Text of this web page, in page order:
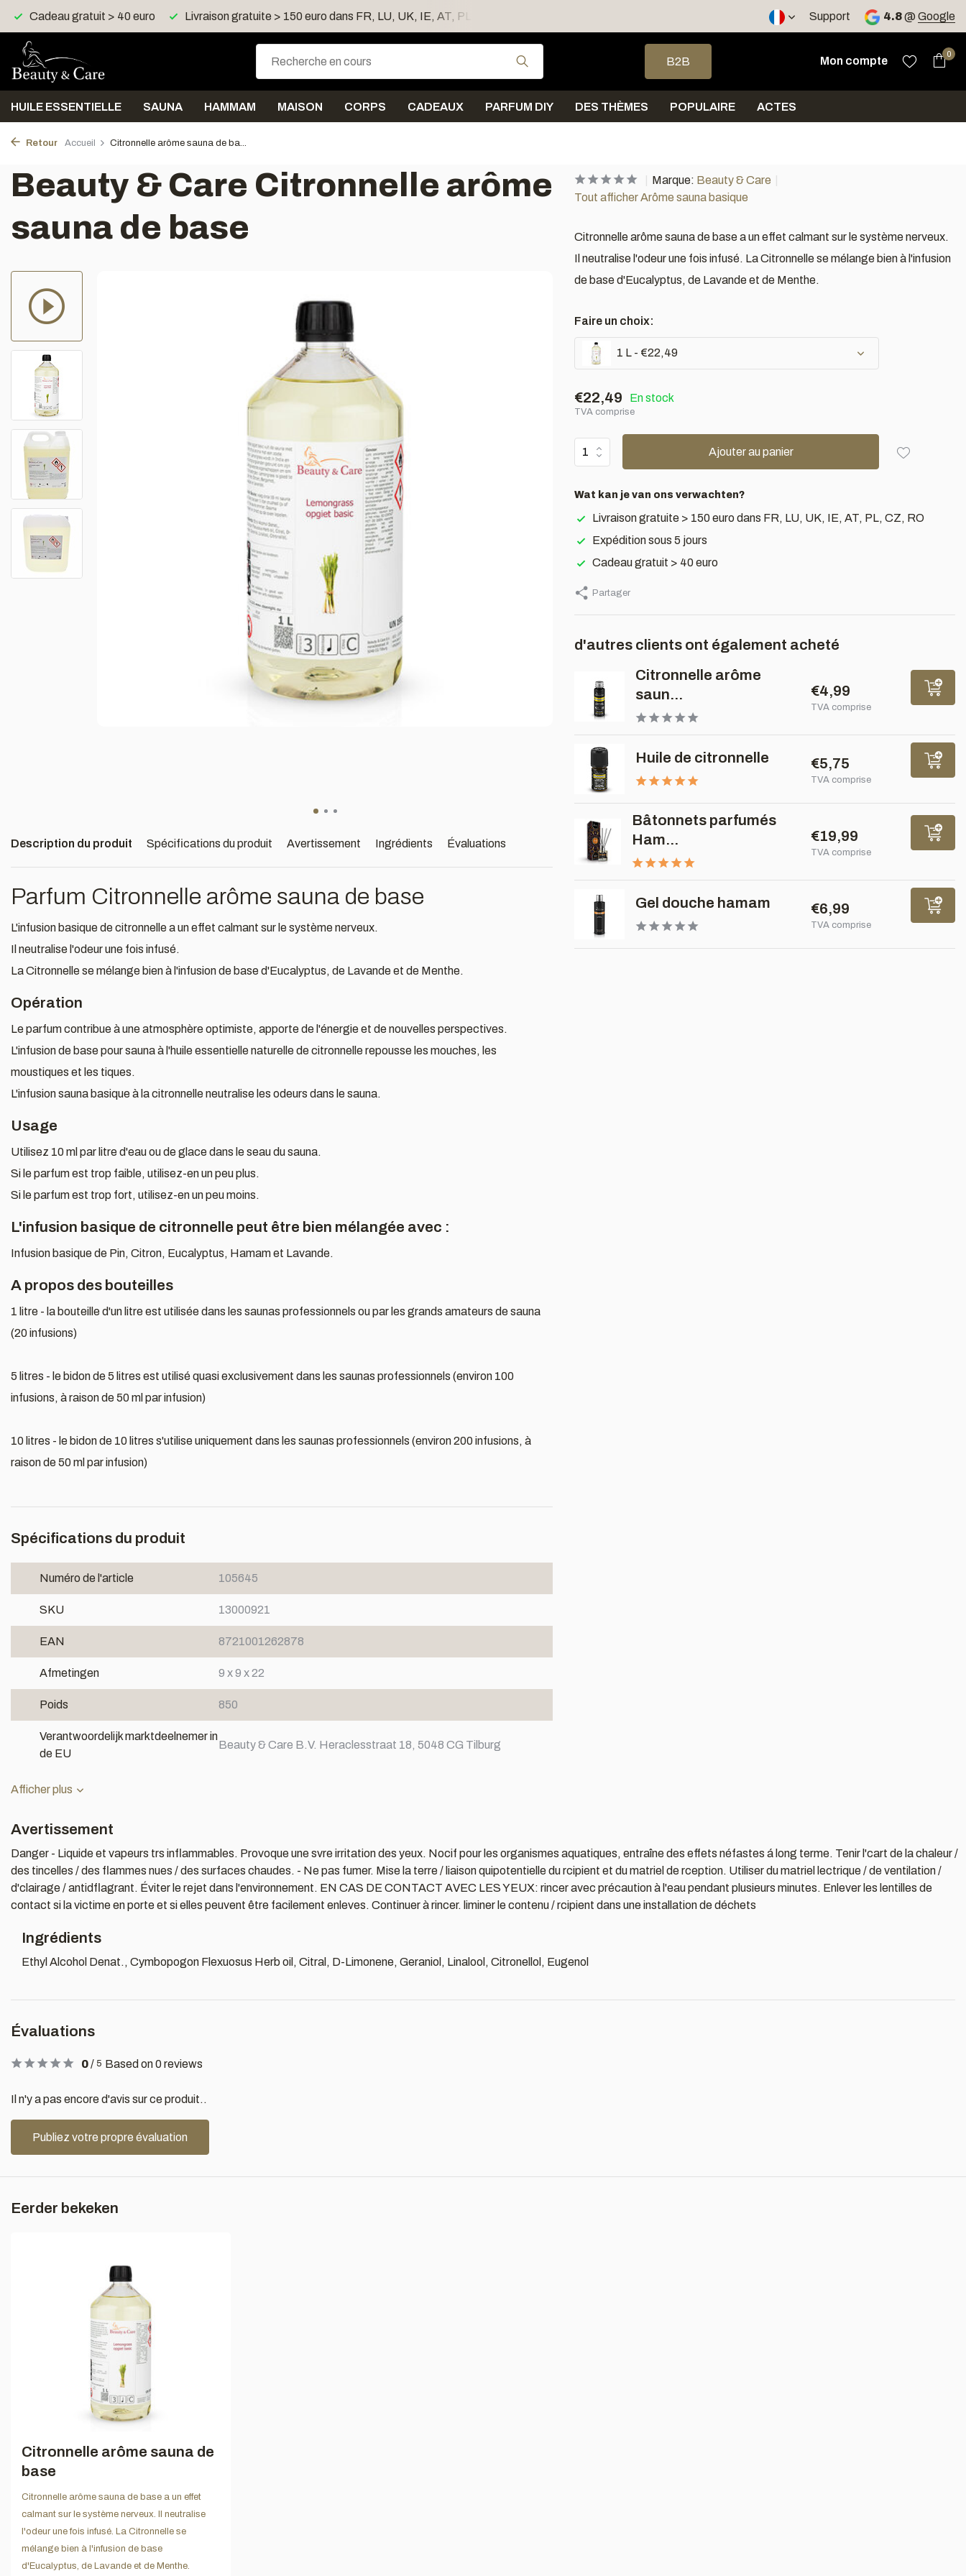
Cadeau gratuit > 40 euro Livraison gratuite > 150 euro dans FR, LU, UK, IE, AT, PL, CZ, RO Support 4.8@ Google
Utilisez les flèches haut et bas pour sélectionner le résultat disponible. Appuyez
B2B
Mon compte
0
HUILE ESSENTIELLE SAUNA HAMMAM MAISON CORPS CADEAUX PARFUM DIY DES THÈMES POPULAIRE ACTES
Retour Accueil Citronnelle arôme sauna de ba...
Beauty & Care Citronnelle arôme
sauna de base
Description du produit Spécifications du produit Avertissement Ingrédients Évaluations
Parfum Citronnelle arôme sauna de base
L'infusion basique de citronnelle a un effet calmant sur le système nerveux.
Il neutralise l'odeur une fois infusé.
La Citronnelle se mélange bien à l'infusion de base d'Eucalyptus, de Lavande et de Menthe.
Opération
Le parfum contribue à une atmosphère optimiste, apporte de l'énergie et de nouvelles perspectives.
L'infusion de base pour sauna à l'huile essentielle naturelle de citronnelle repousse les mouches, les
moustiques et les tiques.
L'infusion sauna basique à la citronnelle neutralise les odeurs dans le sauna.
Usage
Utilisez 10 ml par litre d'eau ou de glace dans le seau du sauna.
Si le parfum est trop faible, utilisez-en un peu plus.
Si le parfum est trop fort, utilisez-en un peu moins.
L'infusion basique de citronnelle peut être bien mélangée avec :
Infusion basique de Pin, Citron, Eucalyptus, Hamam et Lavande.
A propos des bouteilles
1 litre - la bouteille d'un litre est utilisée dans les saunas professionnels ou par les grands amateurs de sauna
(20 infusions)
5 litres - le bidon de 5 litres est utilisé quasi exclusivement dans les saunas professionnels (environ 100
infusions, à raison de 50 ml par infusion)
10 litres - le bidon de 10 litres s'utilise uniquement dans les saunas professionnels (environ 200 infusions, à
raison de 50 ml par infusion)
Spécifications du produit
Numéro de l'article 105645
SKU 13000921
EAN 8721001262878
Afmetingen 9 x 9 x 22
Poids 850
Verantwoordelijk marktdeelnemer in
de EU
Beauty & Care B.V. Heraclesstraat 18, 5048 CG Tilburg
Afficher plus
Marque: Beauty & Care
Tout afficher Arôme sauna basique
Citronnelle arôme sauna de base a un effet calmant sur le système nerveux.
Il neutralise l'odeur une fois infusé. La Citronnelle se mélange bien à l'infusion
de base d'Eucalyptus, de Lavande et de Menthe.
Faire un choix:
1 L - €22,49
€22,49 En stock
TVA comprise
Ajouter au panier
Wat kan je van ons verwachten?
Livraison gratuite > 150 euro dans FR, LU, UK, IE, AT, PL, CZ, RO
Expédition sous 5 jours
Cadeau gratuit > 40 euro
Partager
d'autres clients ont également acheté
Citronnelle arôme
saun...
€4,99
TVA comprise
Huile de citronnelle €5,75
TVA comprise
Bâtonnets parfumés
Ham...
€19,99
TVA comprise
Gel douche hamam €6,99
TVA comprise
Avertissement
Danger - Liquide et vapeurs trs inflammables. Provoque une svre irritation des yeux. Nocif pour les organismes aquatiques, entraîne des effets néfastes á long terme. Tenir l'cart de la chaleur /
des tincelles / des flammes nues / des surfaces chaudes. - Ne pas fumer. Mise la terre / liaison quipotentielle du rcipient et du matriel de rception. Utiliser du matriel lectrique / de ventilation /
d'clairage / antidflagrant. Éviter le rejet dans l'environnement. EN CAS DE CONTACT AVEC LES YEUX: rincer avec précaution à l'eau pendant plusieurs minutes. Enlever les lentilles de
contact si la victime en porte et si elles peuvent être facilement enleves. Continuer à rincer. liminer le contenu / rcipient dans une installation de déchets
Ingrédients
Ethyl Alcohol Denat., Cymbopogon Flexuosus Herb oil, Citral, D-Limonene, Geraniol, Linalool, Citronellol, Eugenol
Évaluations
0/ 5 Based on 0 reviews
Il n'y a pas encore d'avis sur ce produit..
Publiez votre propre évaluation
Eerder bekeken
Citronnelle arôme sauna de
base
Citronnelle arôme sauna de base a un effet
calmant sur le système nerveux. Il neutralise
l'odeur une fois infusé. La Citronnelle se
mélange bien à l'infusion de base
d'Eucalyptus, de Lavande et de Menthe.